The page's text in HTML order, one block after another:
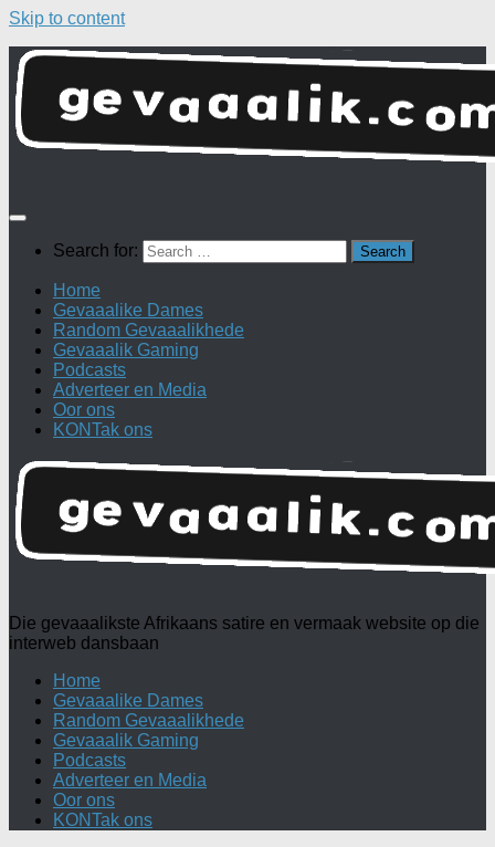
Skip to content
Search for:
Home
Gevaaalike Dames
Random Gevaaalikhede
Gevaaalik Gaming
Podcasts
Adverteer en Media
Oor ons
KONTak ons
Die gevaaalikste Afrikaans satire en vermaak website op die
interweb dansbaan
Home
Gevaaalike Dames
Random Gevaaalikhede
Gevaaalik Gaming
Podcasts
Adverteer en Media
Oor ons
KONTak ons